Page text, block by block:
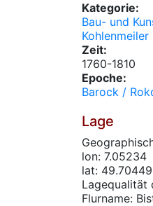
Kategorie:
Bau- und
Kohlenmeiler
Zeit:
1760-1810
Epoche:
Barock /
Lage
lon: 7.05234
lat: 49.70449
Lagequalität
Flurname: